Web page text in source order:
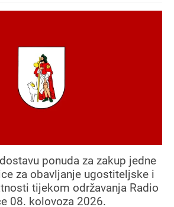
ponuda za zakup jedne
za obavljanje ugostiteljske i
tijekom održavanja Radio
08. kolovoza 2026.